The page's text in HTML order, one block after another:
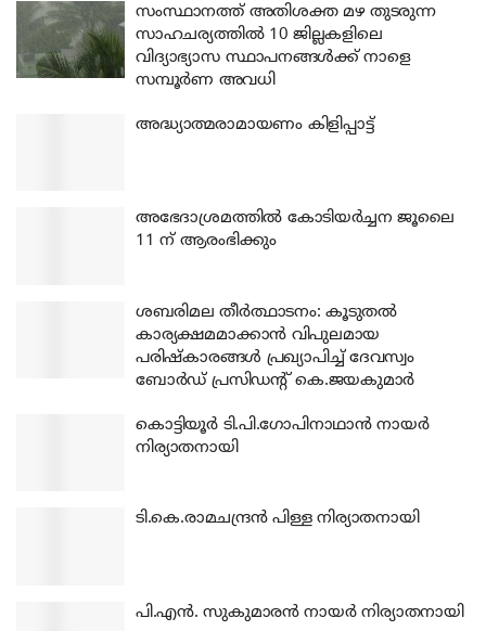
സംസ്ഥാനത്ത് അതിശക്ത മഴ തുടരുന്ന
സാഹചര്യത്തിൽ 10 ജില്ലകളിലെ
വിദ്യാഭ്യാസ സ്ഥാപനങ്ങൾക്ക് നാളെ
സമ്പൂർണ അവധി
അദ്ധ്യാത്മരാമായണം കിളിപ്പാട്ട്
അഭേദാശ്രമത്തില്‍ കോടിയര്‍ച്ചന ജൂലൈ
11 ന് ആരംഭിക്കും
ശബരിമല തീര്‍ത്ഥാടനം: കൂടുതല്‍
കാര്യക്ഷമമാക്കാന്‍ വിപുലമായ
പരിഷ്‌കാരങ്ങള്‍ പ്രഖ്യാപിച്ച് ദേവസ്വം
ബോര്‍ഡ് പ്രസിഡന്റ് കെ.ജയകുമാര്‍
കൊട്ടിയൂര്‍ ടി.പി.ഗോപിനാഥാന്‍ നായര്‍
നിര്യാതനായി
ടി.കെ.രാമചന്ദ്രന്‍ പിള്ള നിര്യാതനായി
പി.എന്‍. സുകുമാരന്‍ നായര്‍ നിര്യാതനായി